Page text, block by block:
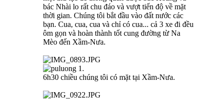
bác Nhài lo rất chu đáo và vượt tiến độ về mặt
thời gian. Chúng tôi bắt đầu vào đất nước các
bạn. Cua, cua, cua và chỉ có cua... cả 3 xe đi đều
ôm gọn và hoàn thành tốt cung đường từ Na
Mèo đến Xầm-Nưa.
6h30 chiều chúng tôi có mặt tại Xầm-Nưa.